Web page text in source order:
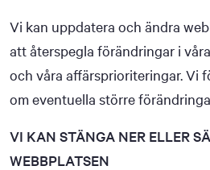
Vi kan uppdatera och ändra
att återspegla förändringar i
och våra affärsprioriteringar. Vi
om eventuella större
VI KAN STÄNGA NER ELLER
WEBBPLATSEN